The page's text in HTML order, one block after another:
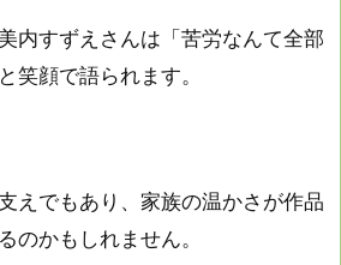
内すずえさんは「苦労なんて全部
笑顔で語られます。
えでもあり、家族の温かさが作品
のかもしれません。